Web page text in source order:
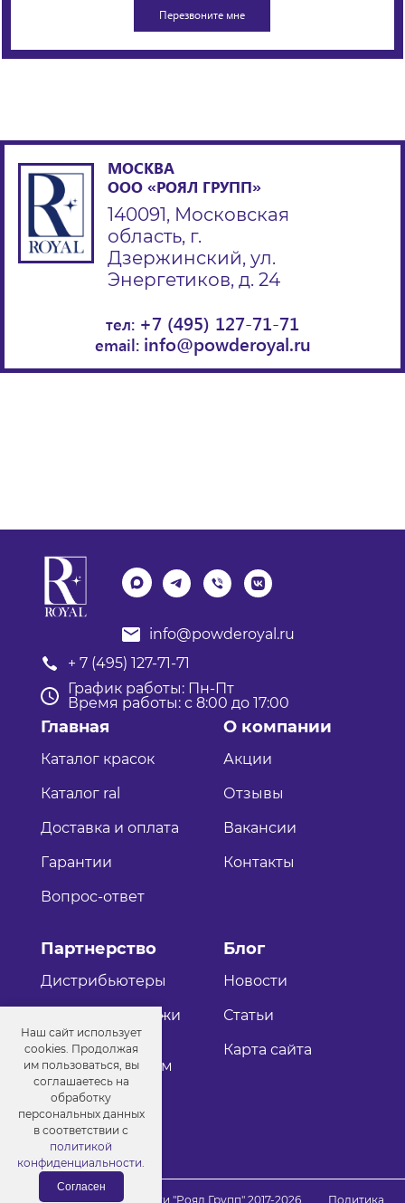
МОСКВА
ООО «РОЯЛ ГРУПП»
140091, Московская
область, г.
Дзержинский, ул.
Энергетиков, д. 24
тел: +7 (495) 127-71-71
email: info@powderoyal.ru
info@powderoyal.ru
+ 7 (495) 127-71-71
График работы: Пн-Пт
Время работы: с 8:00 до 17:00
Главная
Каталог красок
Каталог ral
Доставка и оплата
Гарантии
Вопрос-ответ
О компании
Акции
Отзывы
Вакансии
Контакты
Партнерство
Дистрибьютеры
Оптовые продажи
Как стать
дистрибьютером
Блог
Новости
Статьи
Карта сайта
© Порошковые краски "Роял Групп" 2017-2026 Политика
Наш сайт использует
cookies. Продолжая
им пользоваться, вы
соглашаетесь на
обработку
персональных данных
в соответствии с
политикой
конфиденциальности.
Согласен